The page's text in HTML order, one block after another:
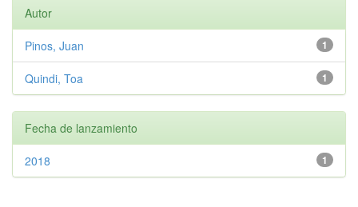
Autor
1
Pinos, Juan
1
Quindi, Toa
Fecha de lanzamiento
1
2018